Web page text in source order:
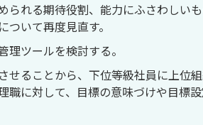
られる期待役割、能力にふさわしい
いて再度見直す。
ツールを検討する。
せることから、下位等級社員に上位
職に対して、目標の意味づけや目標